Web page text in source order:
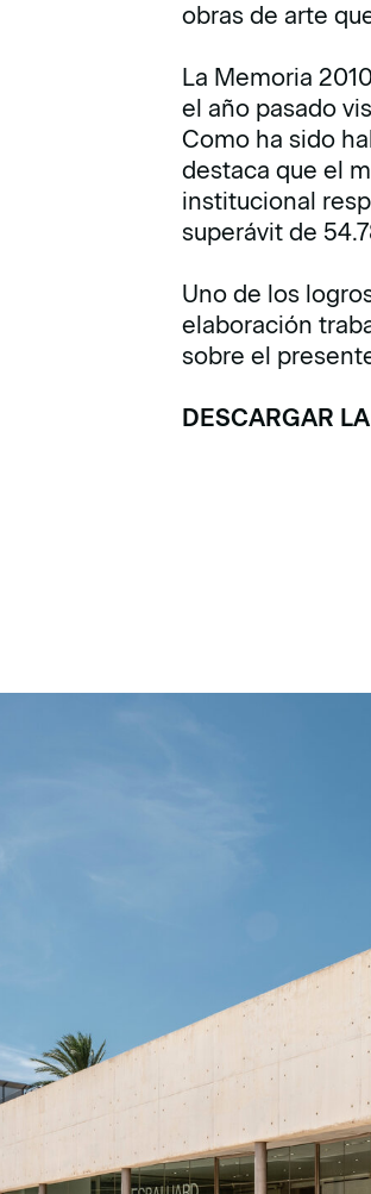
obras de arte
La Memoria
el año pasado
Como ha sido
destaca que el
institucional
superávit de
Uno de los
elaboración
sobre el
DESCARGAR